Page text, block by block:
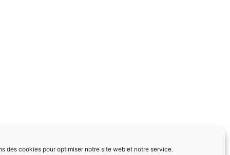
des cookies pour optimiser notre site web et notre service.